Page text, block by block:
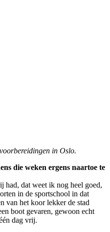
in Oslo.
die weken ergens naartoe te
had, dat weet ik nog heel goed,
in de sportschool in dat
van het koor lekker de stad
boot gevaren, gewoon echt
dag vrij.